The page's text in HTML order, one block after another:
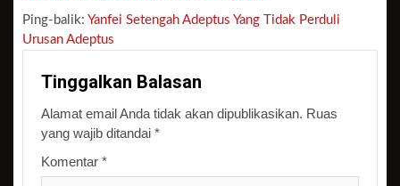
Ping-balik: Yanfei Setengah Adeptus Yang Tidak Perduli
Urusan Adeptus
Tinggalkan Balasan
Alamat email Anda tidak akan dipublikasikan. Ruas
yang wajib ditandai *
Komentar *